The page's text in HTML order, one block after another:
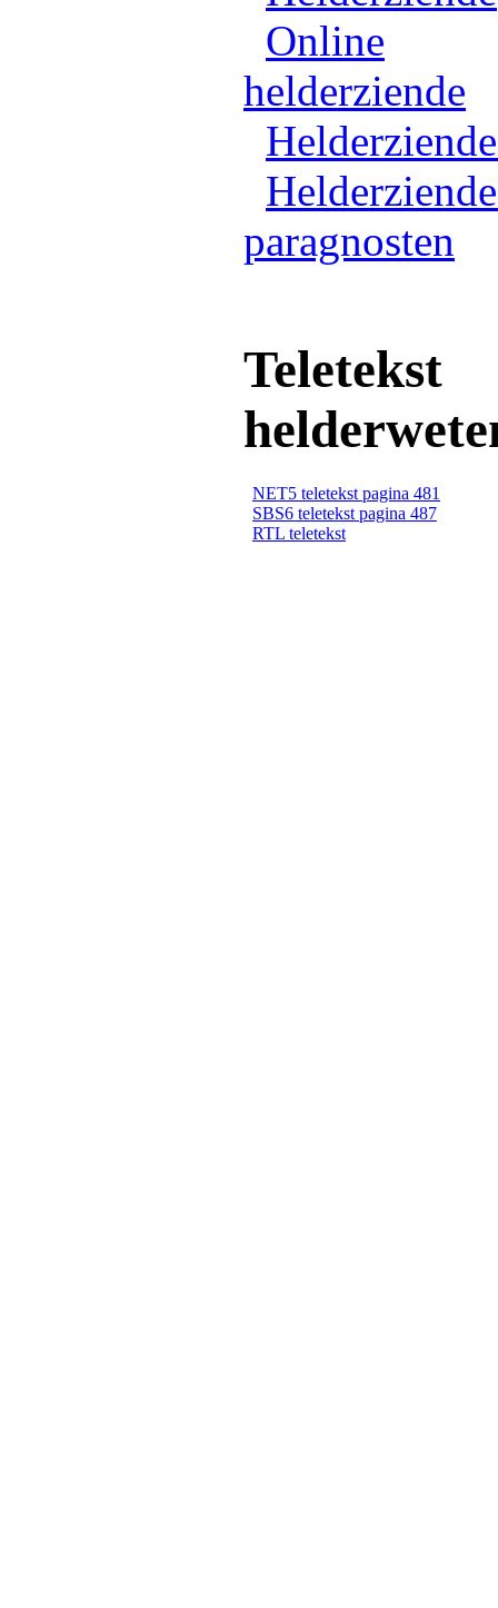
Online
helderziende
paragnosten
Teletekst
NET5 teletekst pagina 481
SBS6 teletekst pagina 487
RTL teletekst